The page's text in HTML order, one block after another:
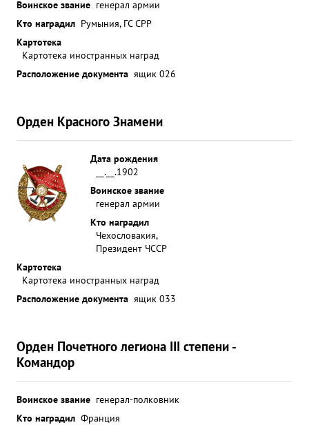
перед ним боевых задач. ...»
Воинское звание генерал армии
Кто наградил Румыния, ГС СРР
Картотека
Картотека иностранных наград
Расположение документа ящик 026
Орден Красного Знамени
Дата рождения
__.__.1902
Воинское звание
генерал армии
Кто наградил
Чехословакия,
Президент ЧССР
Картотека
Картотека иностранных наград
Расположение документа ящик 033
Орден Почетного легиона III степени -
Командор
Воинское звание генерал-полковник
Кто наградил Франция